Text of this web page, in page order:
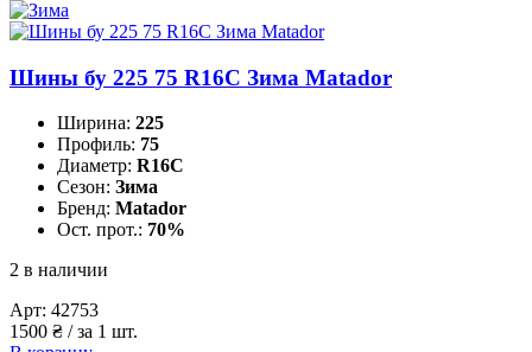
Шины бу 225 75 R16C Зима Matador
Ширина: 225
Профиль: 75
Диаметр: R16C
Сезон: Зима
Бренд: Matador
Ост. прот.: 70%
2 в наличии
Арт: 42753
1500 ₴ / за 1 шт.